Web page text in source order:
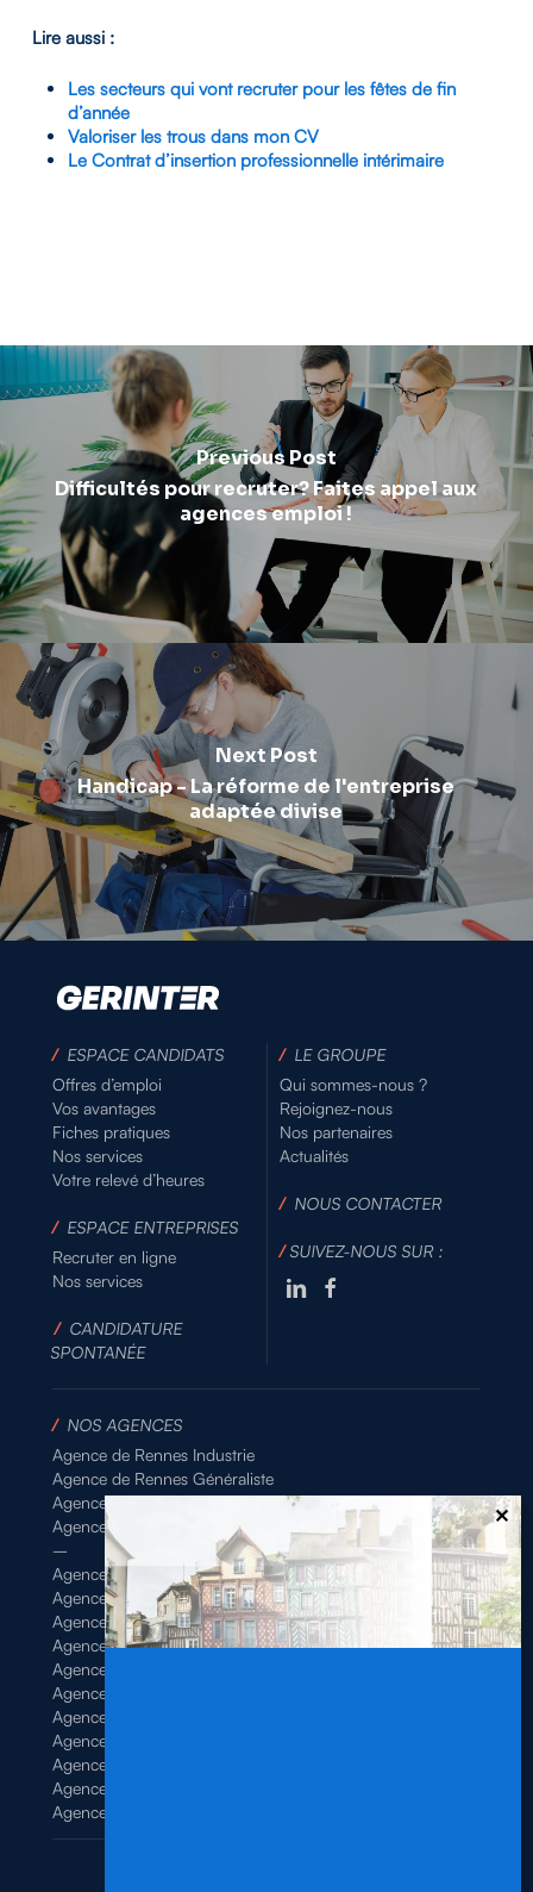
Lire aussi :
Les secteurs qui vont recruter pour les fêtes de fin
d’année
Valoriser les trous dans mon CV
Le Contrat d’insertion professionnelle intérimaire
Previous Post
Difficultés pour recruter? Faites appel aux
agences emploi !
Next Post
Handicap - La réforme de l'entreprise
adaptée divise
/ ESPACE CANDIDATS
Offres d’emploi
Vos avantages
Fiches pratiques
Nos services
Votre relevé d’heures
/ ESPACE ENTREPRISES
Recruter en ligne
Nos services
/ CANDIDATURE
SPONTANÉE
/ LE GROUPE
Qui sommes-nous ?
Rejoignez-nous
Nos partenaires
Actualités
/NOUS CONTACTER
/SUIVEZ-NOUS SUR :
/ NOS AGENCES
Agence de Rennes Industrie
Agence de Rennes Généraliste
Agence de Rennes BTP
Agence de Rennes Tertiaire
–
Agence de Brest
Agence de Dinan
Agence de Lamballe
Agence de Landivisiau
Agence de Pontivy
Agence de Quimper
Agence de Quimperlé
Agence de Saint-Brieuc
Agence de Saint-Malo
Agence de Vannes
Agence de Vitré